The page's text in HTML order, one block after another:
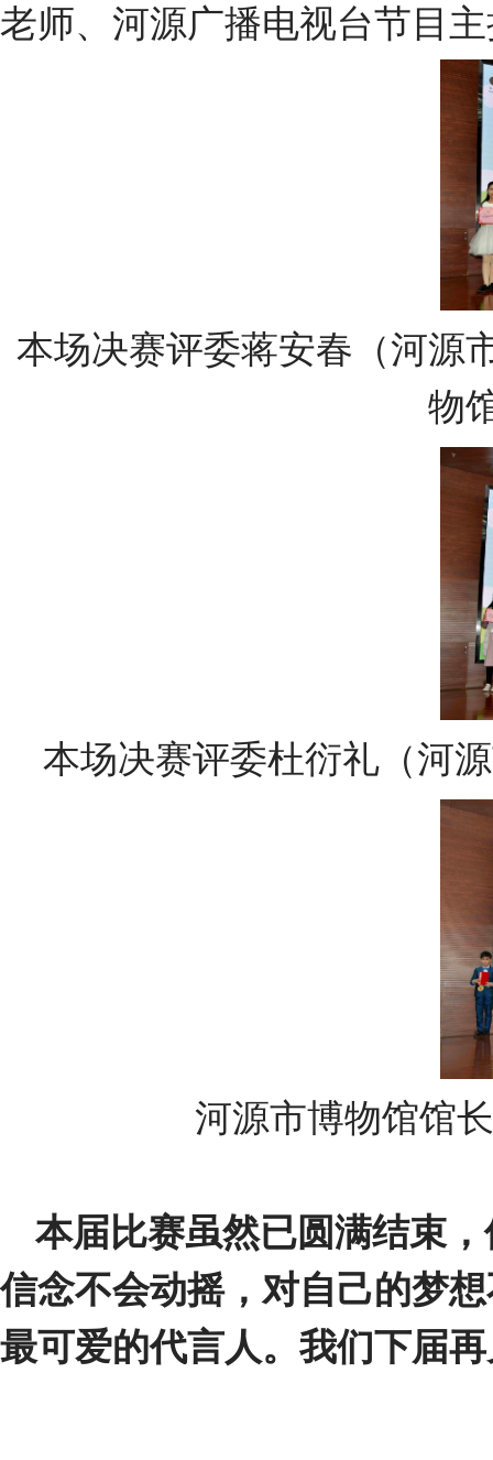
老师、河源广播电视台节目
本场决赛评委蒋安春（河源
物
本场决赛评委杜衍礼（河
河源市博物馆馆
本届比赛虽然已圆满结束
信念不会动摇，对自己的梦
最可爱的代言人。我们下届